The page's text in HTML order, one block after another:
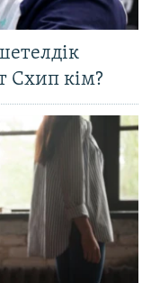
Схип кім?